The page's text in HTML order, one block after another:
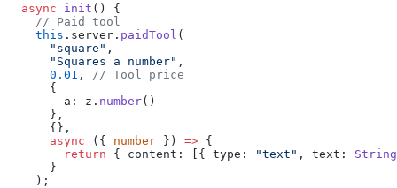
  async
init () {
    // Paid tool
    this
.server. paidTool (
      "square"
,
      "Squares a number"
,
      0.01
,
// Tool price
      {
        a: z.
number()
      },
      {},
      async
({ number }) => {
        return
{ content: [{ type: "text" , text: String
      }
    );